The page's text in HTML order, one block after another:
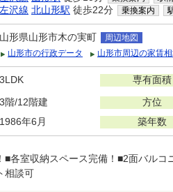
左沢線 北山形駅 徒歩22分 乗換案内
山形県山形市木の実町
周辺地図
山形市の行政データ
山形市周辺の家賃
3LDK 専有面積
3階/12階建 方位
1986年6月 築年数
各室収納スペース完備！■2面バルコ
相談可